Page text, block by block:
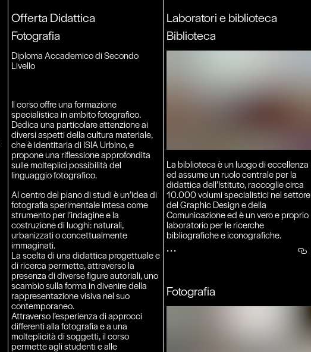
Offerta Didattica
Fotografia
Diploma Accademico di Secondo
Livello
Il corso offre una formazione
specialistica in ambito fotografico.
Dedica una particolare attenzione ai
diversi aspetti della cultura materiale,
che è identitaria di ISIA Urbino, e
propone una riflessione approfondita
sulle molteplici possibilità del
linguaggio fotografico.
Al centro del piano di studi è un’idea di
fotografia sperimentale intesa come
strumento per l’indagine e la
costruzione di luoghi: naturali,
urbanizzati o concettualmente
immaginati.
La scelta di una didattica progettuale e
di ricerca permette, attraverso la
presenza di diverse figure autoriali, uno
scambio sulla forma in divenire della
rappresentazione visiva nel suo
contemporaneo.
Attraverso l’esperienza di approcci
differenti alla fotografia e a una
molteplicità di soggetti, il corso
permette agli studenti e alle
Laboratori e biblioteca
Biblioteca
La biblioteca è un luogo di eccellenza
ed assume un ruolo centrale per la
didattica dell’Istituto, raccoglie circa
10.000 volumi specialistici nel settore
del Graphic Design e della
Comunicazione ed è un vero e proprio
laboratorio per le ricerche
bibliografiche e iconografiche.
Fotografia